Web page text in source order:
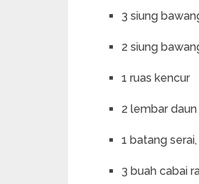
3 siung
2 siung
1 ruas kencur
2 lembar
1 batang
3 buah cabai